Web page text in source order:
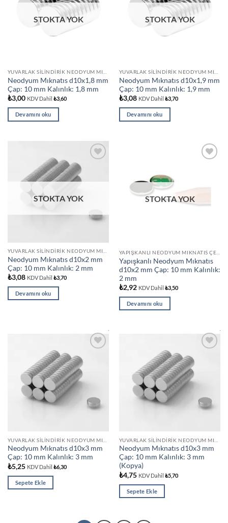
STOKTA YOK
Neodyum Mıknatıs d10x1,8 mm
Çap: 10 mm Kalınlık: 1,8 mm
₺3,00 KDV Dahil ₺3,60
Devamını oku
STOKTA YOK
Neodyum Mıknatıs d10x1,9 mm
Çap: 10 mm Kalınlık: 1,9 mm
₺3,08 KDV Dahil ₺3,70
Devamını oku
STOKTA YOK
Neodyum Mıknatıs d10x2 mm
Çap: 10 mm Kalınlık: 2 mm
₺3,08 KDV Dahil ₺3,70
Devamını oku
STOKTA YOK
Yapışkanlı Neodyum Mıknatıs
d10x2 mm Çap: 10 mm Kalınlık:
2 mm
₺2,92 KDV Dahil ₺3,50
Devamını oku
Neodyum Mıknatıs d10x3 mm
Çap: 10 mm Kalınlık: 3 mm
₺5,25 KDV Dahil ₺6,30
Sepete Ekle
Neodyum Mıknatıs d10x3 mm
Çap: 10 mm Kalınlık: 3 mm
(Kopya)
₺4,75 KDV Dahil ₺5,70
Sepete Ekle